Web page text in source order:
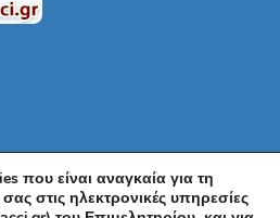
που είναι αναγκαία για τη
στις ηλεκτρονικές υπηρεσίες